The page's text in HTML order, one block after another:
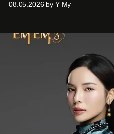
phẩm múa đương đại thành
08.05.2026 by Y My